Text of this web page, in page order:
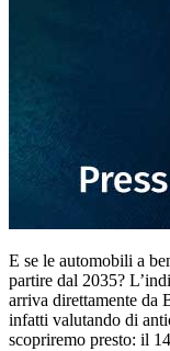
E se le automobili a
partire dal 2035?
arriva direttamente da
infatti valutando di
scopriremo presto: il